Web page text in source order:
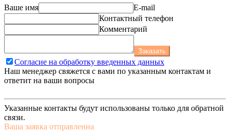
Ваше имя
E-mail
Контактный телефон
Комментарий
Заказать
Согласие на обработку введенных данных
Наш менеджер свяжется с вами по указанным контактам и
ответит на ваши вопросы
Указанные контакты будут использованы только для обратной
связи.
Ваша заявка отправленна